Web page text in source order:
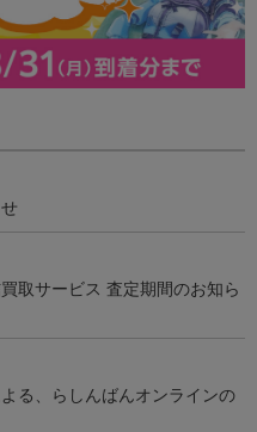
取サービス 査定期間のお知ら
る、らしんばんオンラインの